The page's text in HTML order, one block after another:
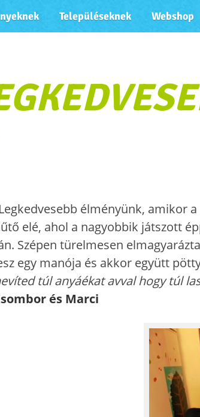
Településeknek Webshop
élményünk, amikor
elé, ahol a nagyobbik játszott
Szépen türelmesen
egy manója és akkor együtt
túl anyáékat avval hogy túl
és Marci